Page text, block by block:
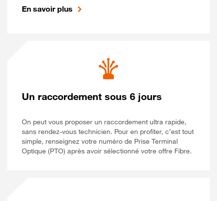
En savoir plus
Un raccordement sous 6 jours
On peut vous proposer un raccordement ultra rapide,
sans rendez-vous technicien. Pour en profiter, c’est tout
simple, renseignez votre numéro de Prise Terminal
Optique (PTO) après avoir sélectionné votre offre Fibre.